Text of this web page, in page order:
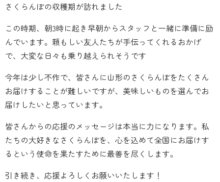
さくらんぼの収穫期が訪れました
この時期、朝3時に起き早朝からスタッフと一緒に準備に励
んでいます。頼もしい友人たちが手伝ってくれるおかげ
で、大変な日々も乗り越えられそうです
今年は少し不作で、皆さんに山形のさくらんぼをたくさん
お届けすることが難しいですが、美味しいものを選んでお
届けしたいと思っています。
皆さんからの応援のメッセージは本当に力になります。私
たちの大好きなさくらんぼを、心を込めて全国にお届けす
るという使命を果たすために最善を尽くします。
引き続き、応援よろしくお願いいたします！